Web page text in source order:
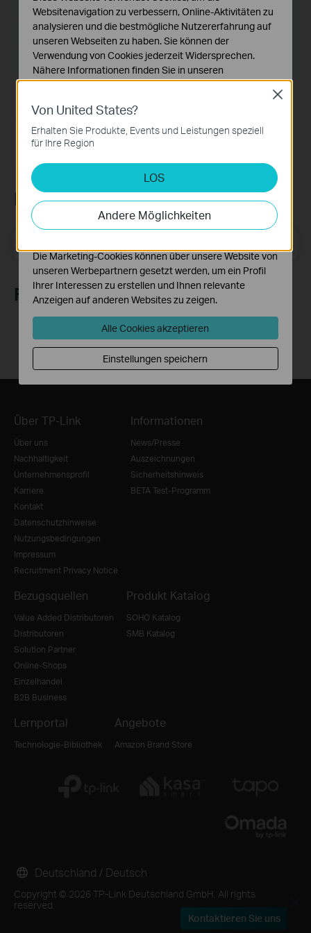
Dateigröße:75.36 MB
Betriebssystem: win11/win10/win8.1/win7
2. For win11/win10/win8.1/win7.
Newsletter abonnieren
Folge uns
Über TP-Link
Über uns
Nachhaltigkeit
Unternehmensprofil
Karriere
Kontakt
Datenschutzhinweise
Nutzungsbedingungen
Impressum
Recruitment Privacy Notice
Informationen
News/Presse
Auszeichnungen
Sicherheitshinweis
BETA Test-Programm
Bezugsquellen
Value Added Distributoren
Distributoren
Solution Partner
Online-Shops
Einzelhandel
B2B Business
Produkt Katalog
SOHO Katalog
SMB Katalog
Lernportal
Technologie-Bibliothek
Angebote
Amazon Brand Store
Copyright © 2026 TP-Link Deutschland GmbH. All rights
reserved.
Deutschland / Deutsch
Von United States?
Erhalten Sie Produkte, Events und Leistungen speziell
für Ihre Region
LOS
Andere Möglichkeiten
Close
Websitenavigation zu verbessern, Online-Aktivitäten zu
analysieren und die bestmögliche Nutzererfahrung auf
unseren Webseiten zu haben. Sie können der
Verwendung von Cookies jederzeit Widersprechen.
Nähere Informationen finden Sie in unseren
Datenschutzhinweisen.
Notwendige Cookies
erforderlich und können in Ihren Systemen nicht
Analyse- und Marketing-Cookies
Analyse-Cookies ermöglichen es uns, Ihre Aktivitäten
auf unserer Website zu analysieren, um die
Funktionsweise unserer Website zu verbessern und
Die Marketing-Cookies können über unsere Website von
unseren Werbepartnern gesetzt werden, um ein Profil
Ihrer Interessen zu erstellen und Ihnen relevante
Anzeigen auf anderen Websites zu zeigen.
Alle Cookies akzeptieren
Einstellungen speichern
Kontaktieren Sie uns